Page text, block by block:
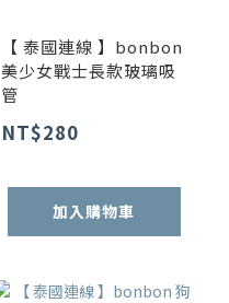
【 泰國連線 】bonbon
美少女戰士長款玻璃吸
管
NT$280
加入購物車